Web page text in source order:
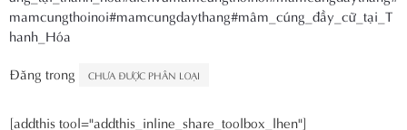
mamcungthoinoi#mamcungdaythang#mâm_cúng_đầy_cữ_tại_T
hanh_Hóa
Đăng trong
CHƯA ĐƯỢC PHÂN LOẠI
[addthis tool="addthis_inline_share_toolbox_lhen"]